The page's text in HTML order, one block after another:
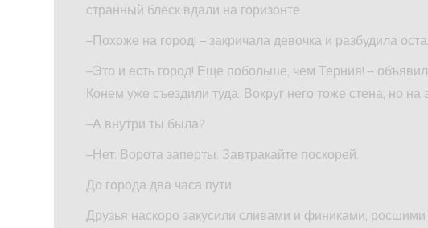
странный блеск вдали на горизонте.
–Похоже на город! – закричала девочка и разбудила
–Это и есть город! Еще побольше, чем Терния! –
Конем уже съездили туда. Вокруг него тоже стена, но на
–А внутри ты была?
–Нет. Ворота заперты. Завтракайте поскорей.
До города два часа пути.
Друзья наскоро закусили сливами и финиками,